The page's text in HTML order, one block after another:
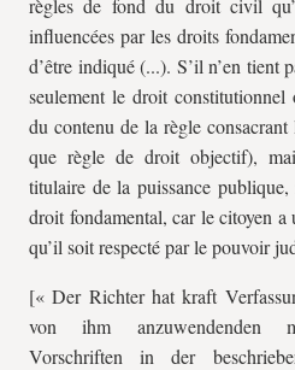
règles de fond du droit civil
influencées par les droits
d’être indiqué (...). S’il n’en tient
seulement le droit constitutionnel
du contenu de la règle
que règle de droit objectif),
titulaire de la puissance
droit fondamental, car le citoyen
qu’il soit respecté par le pouvoir
[« Der Richter hat kraft
von ihm anzuwendenden
Vorschriften in der